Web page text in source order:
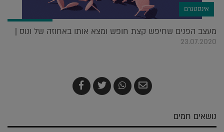
אינסטגרם
מעצב הפנים שחיפש קצת חופש ומצא אותו באחוזה של ונוס |
23.07.2020
שלח
בדואר
שתף
ב-
צייץ
ב-
שתף
ב-
נושאים חמים